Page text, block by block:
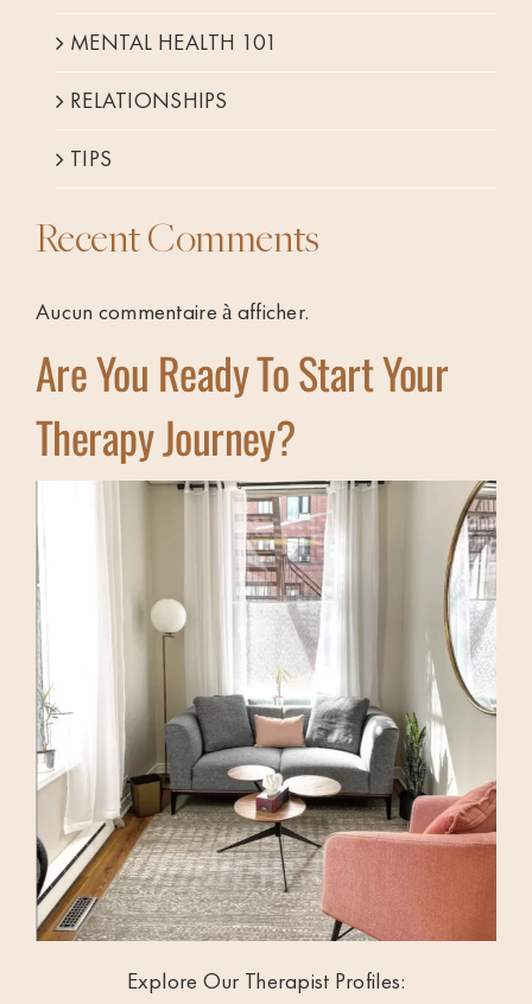
MENTAL HEALTH 101
RELATIONSHIPS
TIPS
Recent Comments
Aucun commentaire à afficher.
Are You Ready To Start Your
Therapy Journey?
Explore Our Therapist Profiles: